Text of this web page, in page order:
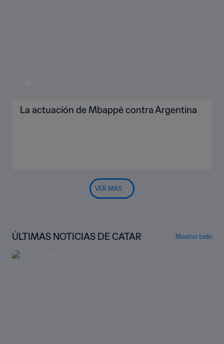
La actuación de Mbappé contra Argentina
VER MÁS
ÚLTIMAS NOTICIAS DE CATAR Mostrar todo